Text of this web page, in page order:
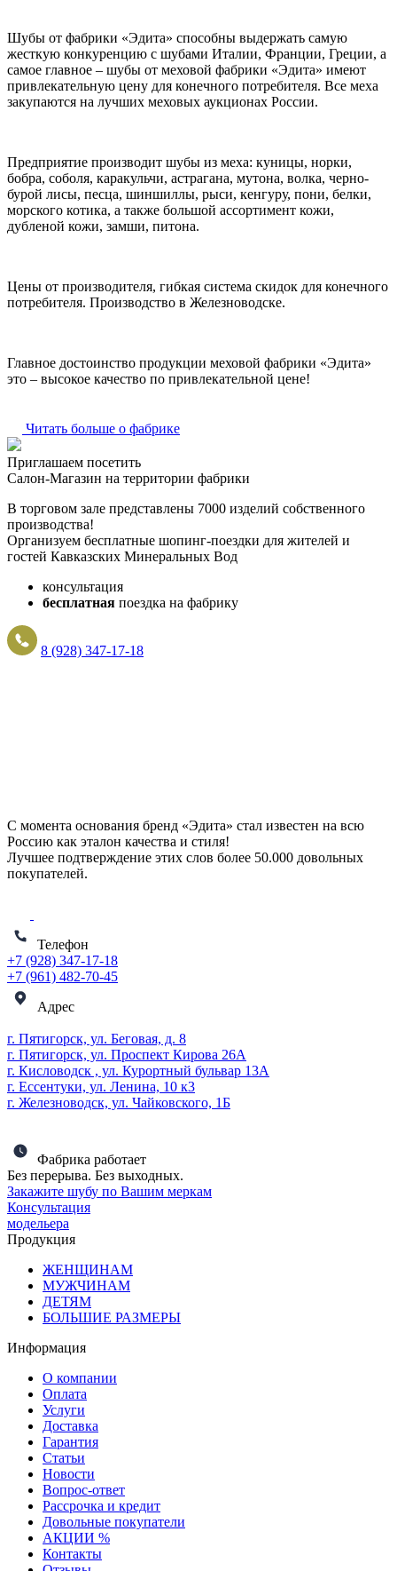
Шубы от фабрики «Эдита» способны выдержать самую
жесткую конкуренцию с шубами Италии, Франции, Греции, а
самое главное – шубы от меховой фабрики «Эдита» имеют
привлекательную цену для конечного потребителя. Все меха
закупаются на лучших меховых аукционах России.
Предприятие производит шубы из меха: куницы, норки,
бобра, соболя, каракульчи, астрагана, мутона, волка, черно-
бурой лисы, песца, шиншиллы, рыси, кенгуру, пони, белки,
морского котика, а также большой ассортимент кожи,
дубленой кожи, замши, питона.
Цены от производителя, гибкая система скидок для конечного
потребителя. Производство в Железноводске.
Главное достоинство продукции меховой фабрики «Эдита»
это – высокое качество по привлекательной цене!
Читать больше о фабрике
Приглашаем посетить
Салон-Магазин на территории фабрики
В торговом зале представлены 7000 изделий собственного
производства!
Организуем бесплатные шопинг-поездки для жителей и
гостей Кавказских Минеральных Вод
консультация
бесплатная поездка на фабрику
8 (928) 347-17-18
С момента основания бренд «Эдита» стал известен на всю
Россию как эталон качества и стиля!
Лучшее подтверждение этих слов более 50.000 довольных
покупателей.
Телефон
+7 (928) 347-17-18
+7 (961) 482-70-45
Адрес
г. Пятигорск, ул. Беговая, д. 8
г. Пятигорск, ул. Проспект Кирова 26А
г. Кисловодск , ул. Курортный бульвар 13А
г. Ессентуки, ул. Ленина, 10 к3
г. Железноводск, ул. Чайковского, 1Б
Фабрика работает
Без перерыва. Без выходных.
Закажите шубу по Вашим меркам
Консультация
модельера
Продукция
ЖЕНЩИНАМ
МУЖЧИНАМ
ДЕТЯМ
БОЛЬШИЕ РАЗМЕРЫ
Информация
О компании
Оплата
Услуги
Доставка
Гарантия
Статьи
Новости
Вопрос-ответ
Рассрочка и кредит
Довольные покупатели
АКЦИИ %
Контакты